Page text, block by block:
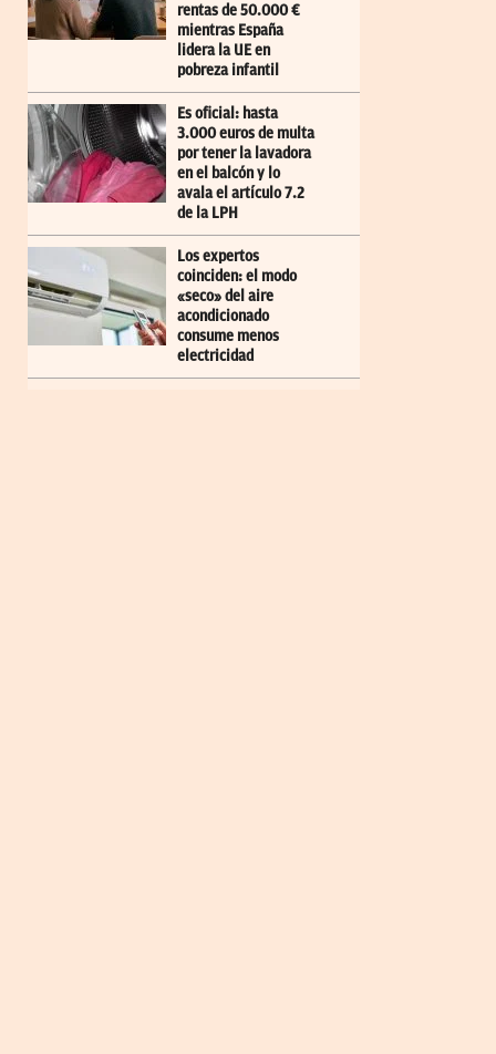
rentas de 50.000 €
mientras España
lidera la UE en
pobreza infantil
Es oficial: hasta
3.000 euros de multa
por tener la lavadora
en el balcón y lo
avala el artículo 7.2
de la LPH
Los expertos
coinciden: el modo
«seco» del aire
acondicionado
consume menos
electricidad